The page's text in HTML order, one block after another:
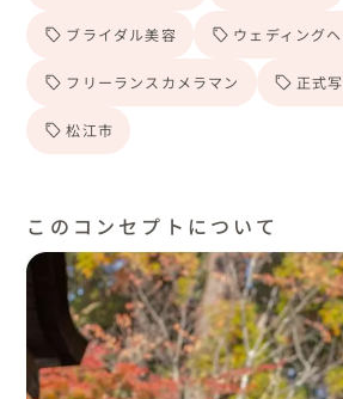
ブライダル美容 ウェディング
フリーランスカメラマン 正式
松江市
このコンセプトについて